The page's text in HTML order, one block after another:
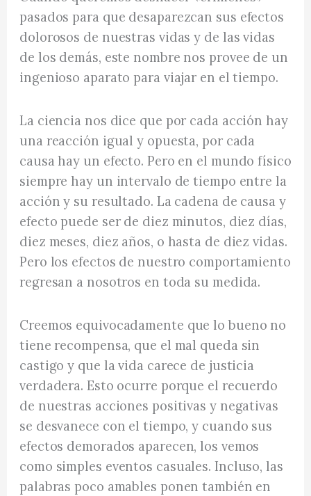
pasados para que desaparezcan sus efectos
dolorosos de nuestras vidas y de las vidas
de los demás, este nombre nos provee de un
ingenioso aparato para viajar en el tiempo.
La ciencia nos dice que por cada acción hay
una reacción igual y opuesta, por cada
causa hay un efecto. Pero en el mundo físico
siempre hay un intervalo de tiempo entre la
acción y su resultado. La cadena de causa y
efecto puede ser de diez minutos, diez días,
diez meses, diez años, o hasta de diez vidas.
Pero los efectos de nuestro comportamiento
regresan a nosotros en toda su medida.
Creemos equivocadamente que lo bueno no
tiene recompensa, que el mal queda sin
castigo y que la vida carece de justicia
verdadera. Esto ocurre porque el recuerdo
de nuestras acciones positivas y negativas
se desvanece con el tiempo, y cuando sus
efectos demorados aparecen, los vemos
como simples eventos casuales. Incluso, las
palabras poco amables ponen también en